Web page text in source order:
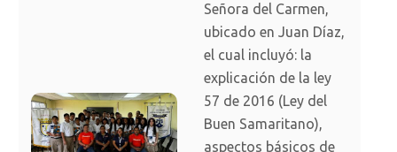
Señora del Carmen,
ubicado en Juan Díaz,
el cual incluyó: la
explicación de la ley
57 de 2016 (Ley del
Buen Samaritano),
aspectos básicos de